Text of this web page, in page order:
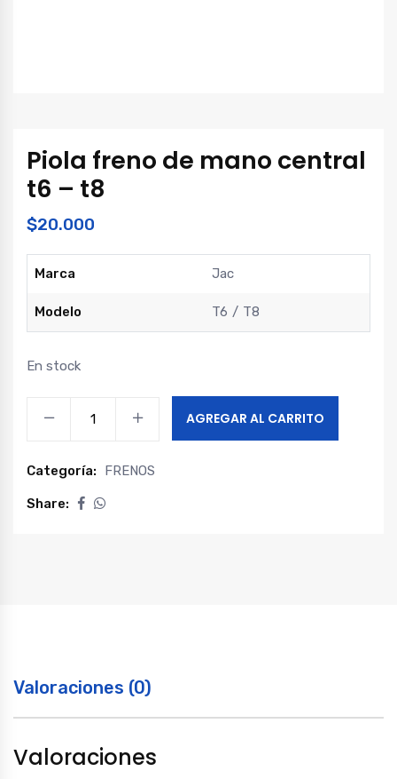
Piola freno de mano central
t6 – t8
$20.000
Marca Jac
Modelo T6 T8
En stock
mano
central
AGREGAR AL CARRITO
Categoría: FRENOS
Share:
Valoraciones (0)
Valoraciones